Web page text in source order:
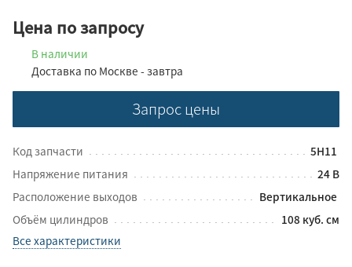
Цена по запросу
В наличии
Доставка по Москве - завтра
Запрос цены
Код запчасти
5Н11
Напряжение питания
24 В
Расположение выходов
Вертикальное
Объём цилиндров
108 куб. см
Все характеристики